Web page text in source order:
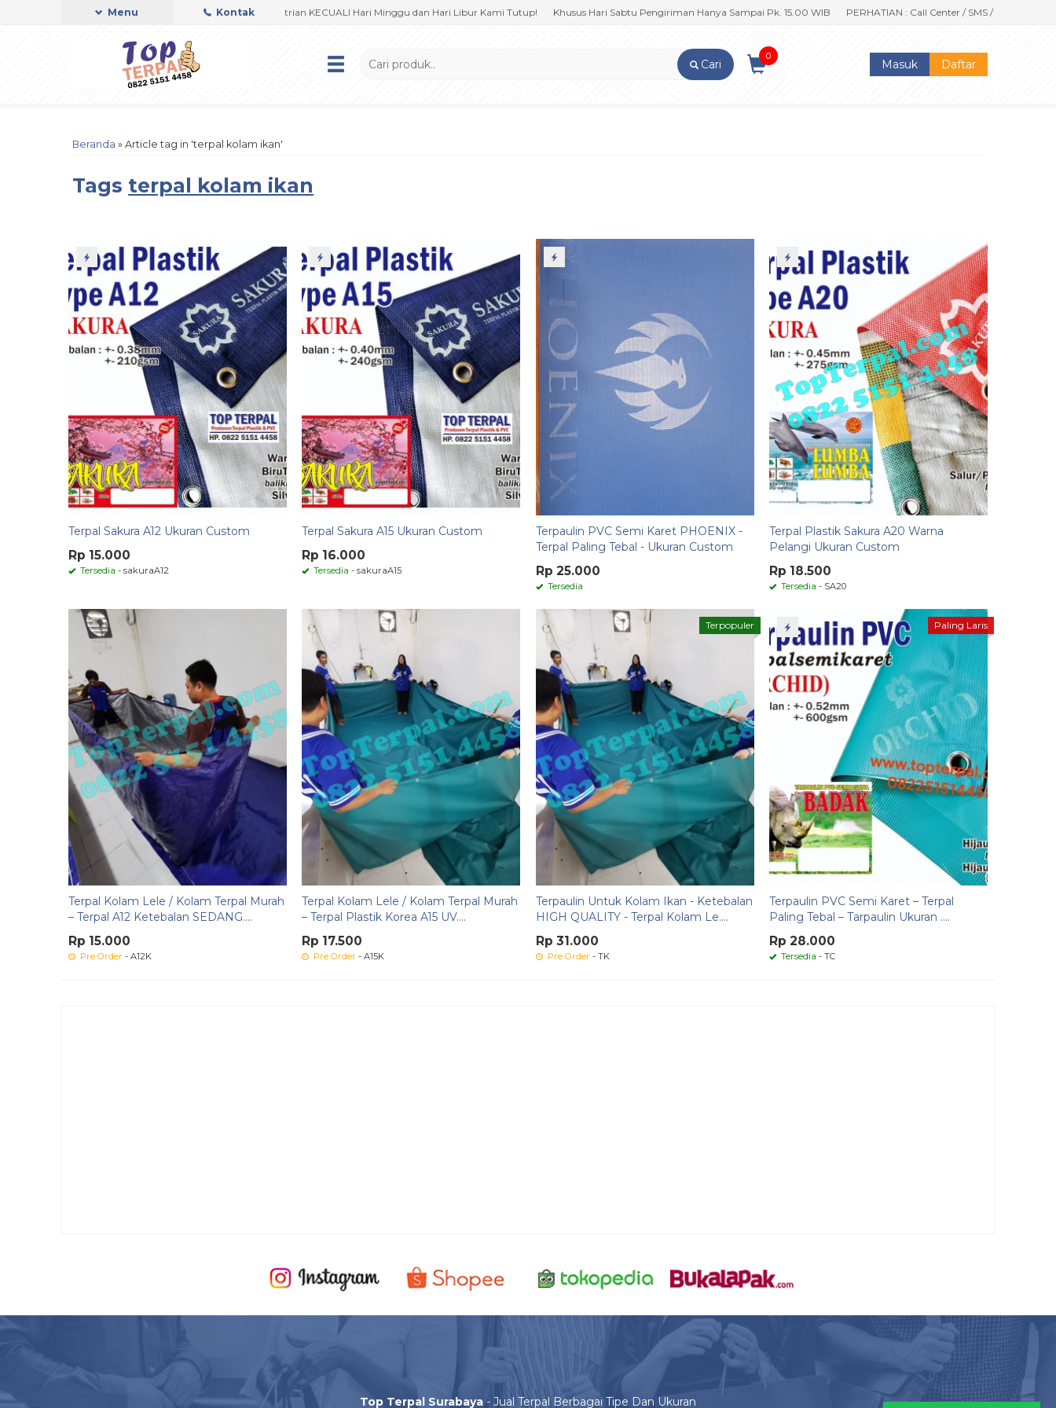
Menu Kontak
Setiap Hari (Pk. 08.00- Pk. 16.00 WIB) Sesuai Antrian KECUALI Hari Minggu dan Hari Libur Kami Tutup! Khusus Hari Sabtu Pengiriman Hanya Sampai Pk. 15.00 WIB PERHATIAN : Call Center / SMS / WA Kami Berubah
Cari
0
Masuk Daftar
Beranda » Article tag in 'terpal kolam ikan'
Tags terpal kolam ikan
Terpal Sakura A12 Ukuran Custom
Rp 15.000
Tersedia - sakuraA12
Terpal Sakura A15 Ukuran Custom
Rp 16.000
Tersedia - sakuraA15
Terpaulin PVC Semi Karet PHOENIX -
Terpal Paling Tebal - Ukuran Custom
Rp 25.000
Tersedia
Terpal Plastik Sakura A20 Warna
Pelangi Ukuran Custom
Rp 18.500
Tersedia - SA20
Terpal Kolam Lele / Kolam Terpal Murah
– Terpal A12 Ketebalan SEDANG....
Rp 15.000
Pre Order - A12K
Terpal Kolam Lele / Kolam Terpal Murah
– Terpal Plastik Korea A15 UV....
Rp 17.500
Pre Order - A15K
Terpopuler
Terpaulin Untuk Kolam Ikan - Ketebalan
HIGH QUALITY - Terpal Kolam Le....
Rp 31.000
Pre Order - TK
Paling Laris
Terpaulin PVC Semi Karet – Terpal
Paling Tebal – Tarpaulin Ukuran ....
Rp 28.000
Tersedia - TC
Top Terpal Surabaya- Jual Terpal Berbagai Tipe Dan Ukuran